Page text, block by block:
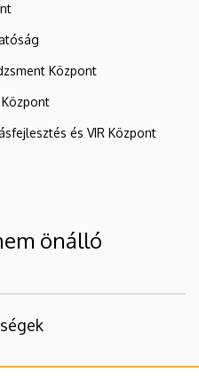
Központ
és VIR Központ
önálló